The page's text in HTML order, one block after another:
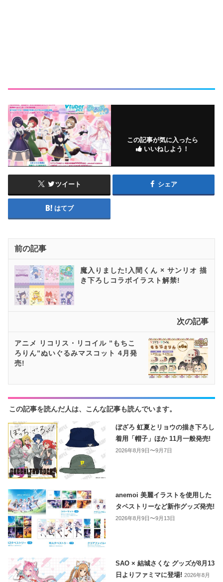
この記事が気に入ったら
いいねしよう！
ツイート シェア
はてブ
前の記事
魔入りました!入間くん × サンリオ 描
き下ろしコラボイラスト解禁!
次の記事
アニメ リコリス・リコイル ”もちこ
ろりん”ぬいぐるみマスコット 4月発
売!
この記事を読んだ人は、こんな記事も読んでいます。
ぼざろ 虹夏とリョウの描き下ろし
着用「帽子」ほか 11月一般発売!
2026年8月9日〜9月7日
anemoi 美麗イラストを使用した
タペストリーなど新作グッズ発売!
2026年8月9日〜9月13日
SAO × 結城さくな グッズが8月13
日よりファミマに登場!2026年8月